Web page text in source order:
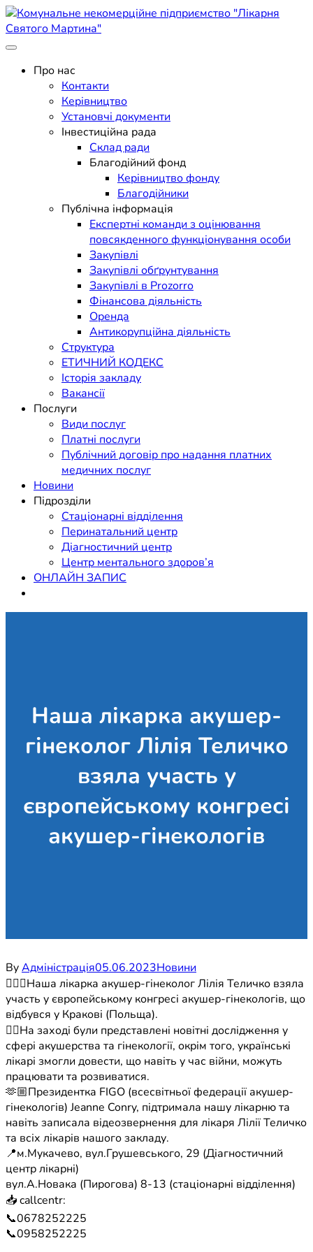
Skip
to
content
Комунальне некомерційне
підприємство "Лікарня
Святого Мартина"
Поліклініка Мукачево
Про нас
Контакти
Керівництво
Установчі документи
Інвестиційна рада
Склад ради
Благодійний фонд
Керівництво фонду
Благодійники
Публічна інформація
Експертні команди з оцінювання
повсякденного функціонування особи
Закупівлі
Закупівлі обґрунтування
Закупівлі в Prozorro
Фінансова діяльність
Оренда
Антикорупційна діяльність
Структура
ЕТИЧНИЙ КОДЕКС
Історія закладу
Вакансії
Послуги
Види послуг
Платні послуги
Публічний договір про надання платних
медичних послуг
Новини
Підрозділи
Стаціонарні відділення
Перинатальний центр
Діагностичний центр
Центр ментального здоров’я
ОНЛАЙН ЗАПИС
Наша лікарка акушер-
гінеколог Лілія Теличко
взяла участь у
європейському конгресі
акушер-гінекологів
ByАдміністрація05.06.2023Новини
👩🏻‍⚕️Наша лікарка акушер-гінеколог Лілія Теличко взяла
участь у європейському конгресі акушер-гінекологів, що
відбувся у Кракові (Польща).
☝🏼На заході були представлені новітні дослідження у
сфері акушерства та гінекології, окрім того, українські
лікарі змогли довести, що навіть у час війни, можуть
працювати та розвиватися.
🫶🏼Президентка FIGO (всесвітньої федерації акушер-
гінекологів) Jeanne Conry, підтримала нашу лікарню та
навіть записала відеозвернення для лікаря Лілії Теличко
та всіх лікарів нашого закладу.
📍м.Мукачево, вул.Грушевського, 29 (Діагностичний
центр лікарні)
вул.А.Новака (Пирогова) 8-13 (стаціонарні відділення)
📥 callcentr:
📞0678252225
📞0958252225